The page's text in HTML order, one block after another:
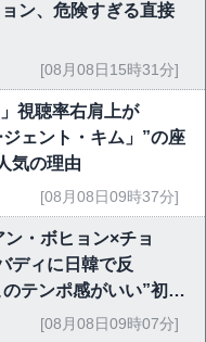
ン、危険すぎる直接
[08月08日15時31分]
視聴率右肩上が
ェント・キム」”の座
気の理由
[08月08日09時37分]
ン・ボヒョン×チョ
ディに日韓で反
テンポ感がいい”初回
[08月08日09時07分]